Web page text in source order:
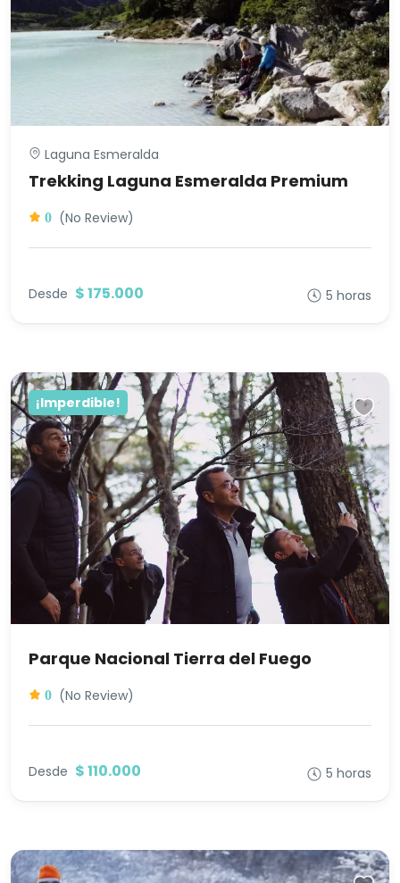
Laguna Esmeralda
Trekking Laguna Esmeralda Premium
0 (No Review)
Desde $ 175.000 5 horas
¡Imperdible!
Parque Nacional Tierra del Fuego
0 (No Review)
Desde $ 110.000 5 horas